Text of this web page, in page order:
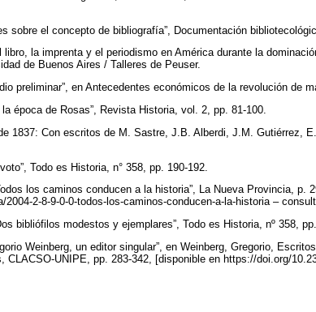
sobre el concepto de bibliografía”, Documentación
la imprenta y el periodismo en América durante la
de Buenos Aires / Talleres de Peuser.
preliminar”, en Antecedentes económicos de la revolución de
época de Rosas”, Revista Historia, vol. 2, pp. 81-100.
1837: Con escritos de M. Sastre, J.B. Alberdi, J.M. Gutiérrez,
Todo es Historia, n° 358, pp. 190-192.
los caminos conducen a la historia”, La Nueva Provincia, p.
2004-2-8-9-0-0-todos-los-caminos-conducen-a-la-historia –
bibliófilos modestos y ejemplares”, Todo es Historia, nº 358,
Weinberg, un editor singular”, en Weinberg, Gregorio,
CLACSO-UNIPE, pp. 283-342, [disponible en https://doi.org/